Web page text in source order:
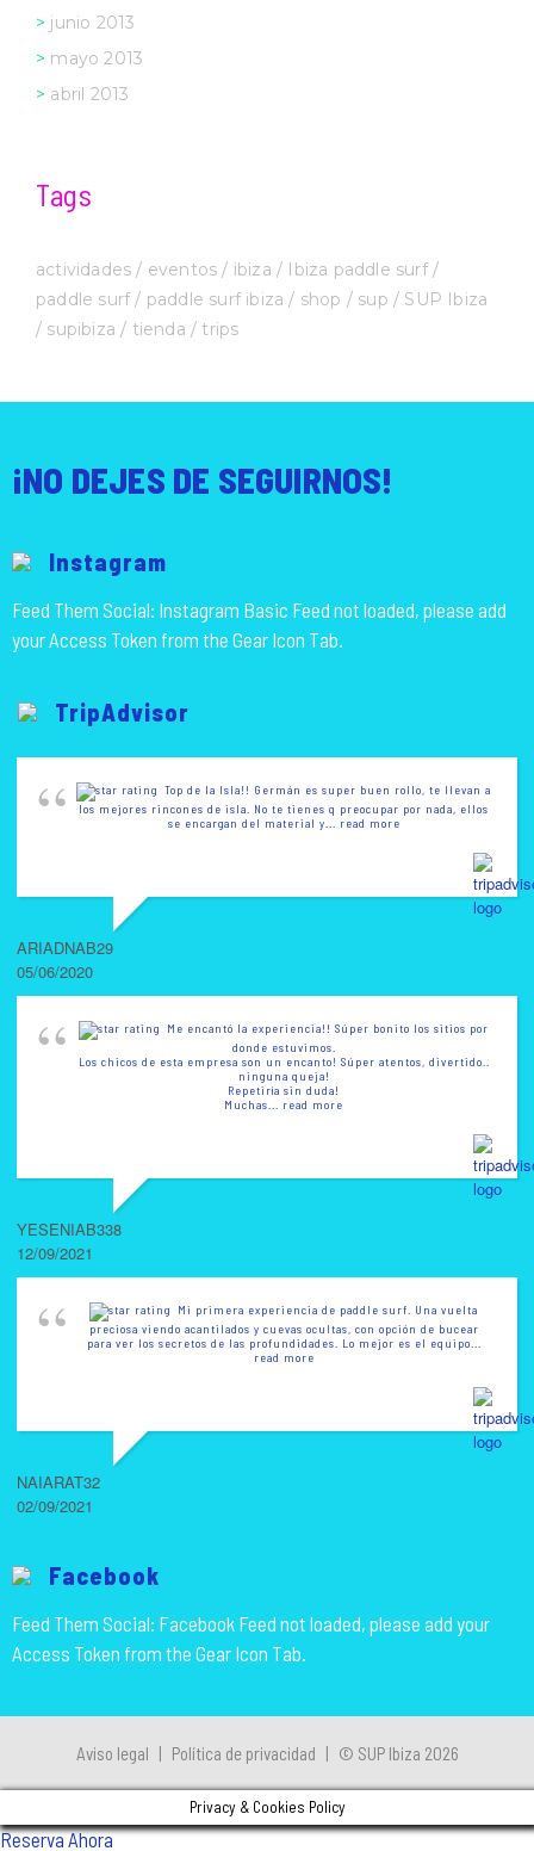
junio 2013
mayo 2013
abril 2013
Tags
actividades eventos ibiza
Ibiza paddle surf
paddle surf
paddle surf ibiza shop sup
SUP Ibiza
supibiza
tienda trips
¡NO DEJES DE SEGUIRNOS!
Instagram
Feed Them Social: Instagram Basic Feed not loaded, please add
your Access Token from the Gear Icon Tab.
TripAdvisor
Top de la lsla!! Germán es super buen rollo, te llevan a
los mejores rincones de isla. No te tienes q preocupar por nada, ellos
se encargan del material y ... read more
ARIADNAB29
05/06/2020
Me encantó la experiencia!! Súper bonito los sitios por
donde estuvimos.
Los chicos de esta empresa son un encanto! Súper atentos, divertido..
ninguna queja!
Repetiría sin duda!
Muchas ... read more
YESENIAB338
12/09/2021
Mi primera experiencia de paddle surf. Una vuelta
preciosa viendo acantilados y cuevas ocultas, con opción de bucear
para ver los secretos de las profundidades. Lo mejor es el equipo
read more
NAIARAT32
02/09/2021
Facebook
Feed Them Social: Facebook Feed not loaded, please add your
Access Token from the Gear Icon Tab.
Aviso legal | Política de privacidad | © SUP Ibiza 2026
Privacy & Cookies Policy
Reserva Ahora